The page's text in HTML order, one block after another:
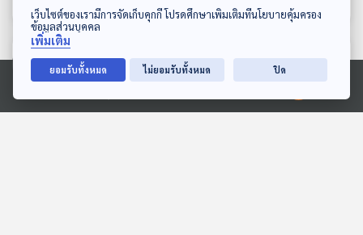
ดาวน์โหลด Thai PBS Podcast Application
Ⓒ 2020 องค์การกระจายเสียงและแพร่ภาพสาธารณะแห่งประเทศไทย
ตอนที่เกี่ยวข้อง
เว็บไซต์ของเรามีการจัดเก็บคุกกี้ โปรดศึกษาเพิ่มเติมที่นโยบายคุ้มครอง
ข้อมูลส่วนบุคคล
เพิ่มเติม
ยอมรับทั้งหมด ไม่ยอมรับทั้งหมด ปิด